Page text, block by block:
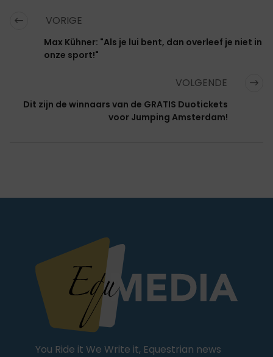
VORIGE
Max Kühner: "Als je lui bent, dan overleef je niet in
onze sport!"
VOLGENDE
Dit zijn de winnaars van de GRATIS Duotickets
voor Jumping Amsterdam!
You Ride it We Write it, Equestrian news